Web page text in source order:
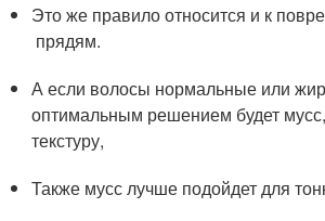
Это же правило относится и к
прядям.
А если волосы нормальные или
оптимальным решением будет
текстуру,
Также мусс лучше подойдет для